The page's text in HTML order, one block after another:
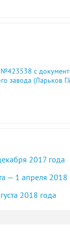
с
завода (Ларьков
2017 года
— 1 апреля 2018
2018 года